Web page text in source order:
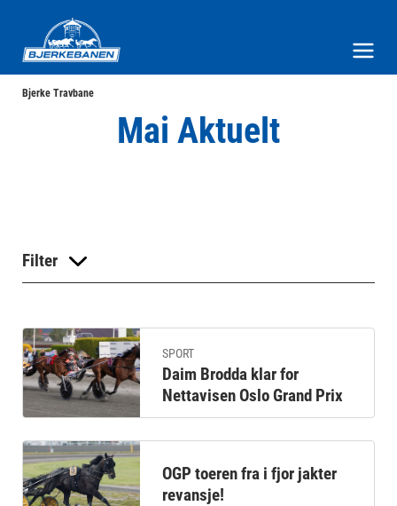
Bjerke Travbane
Mai Aktuelt
Filter
SPORT
Daim Brodda klar for
Nettavisen Oslo Grand Prix
OGP toeren fra i fjor jakter
revansje!